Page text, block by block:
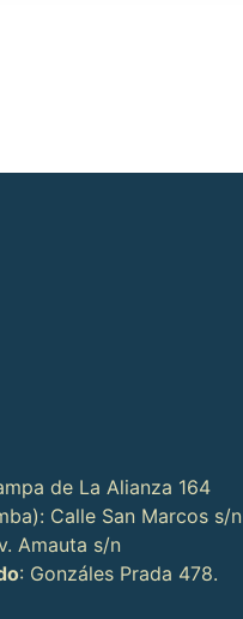
de La Alianza 164
Calle San Marcos s/n
Amauta s/n
: Gonzáles Prada 478.